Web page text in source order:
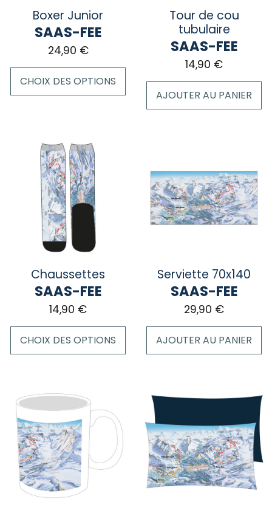
Boxer Junior
SAAS-FEE
24,90 €
CHOIX DES OPTIONS
plusieurs
variations.
options
peuvent
choisies
Tour de cou
tubulaire
SAAS-FEE
14,90 €
AJOUTER AU PANIER
Chaussettes
SAAS-FEE
14,90 €
CHOIX DES OPTIONS
plusieurs
variations.
Les
options
peuvent
être
choisies
Serviette 70x140
SAAS-FEE
29,90 €
AJOUTER AU PANIER